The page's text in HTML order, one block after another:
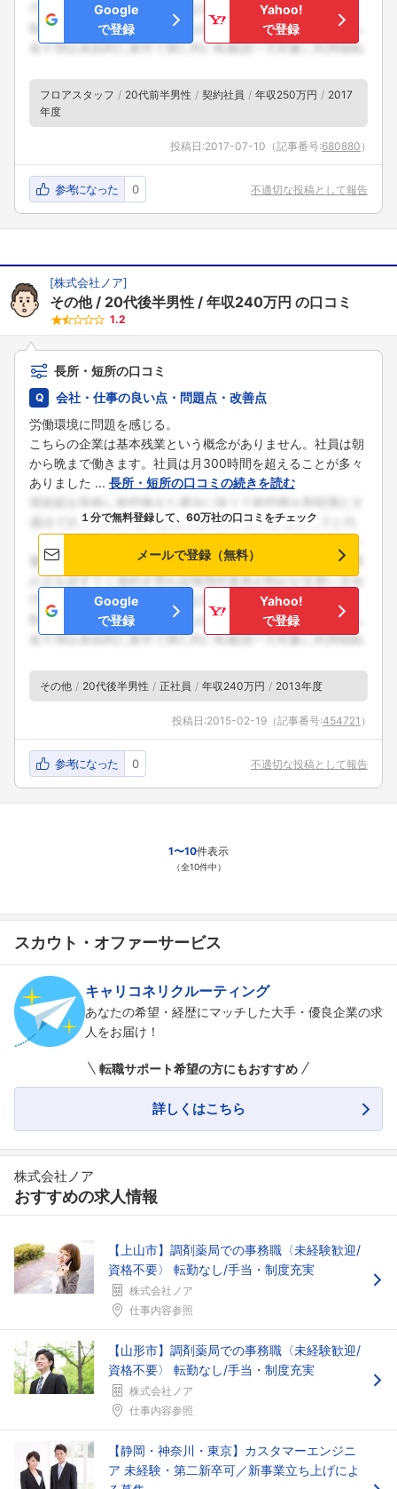
Google
で登録
Yahoo!
で登録
フロアスタッフ 20代前半男性 契約社員 年収250万円
2017
年度
投稿日:2017-07-10 （記事番号:680880 ）
参考になった 0 不適切な投稿として報告
[株式会社ノア]
その他 20代後半男性 年収240万円 の口コミ
1.2
長所・短所の口コミ
会社・仕事の良い点・問題点・改善点
労働環境に問題を感じる。
こちらの企業は基本残業という概念がありません。社員は朝
から晩まで働きます。社員は月300時間を超えることが多々
ありました ... 長所・短所の口コミの続きを読む
１分で無料登録して、60万社の口コミをチェック
メールで登録（無料）
Google
で登録
Yahoo!
で登録
その他 20代後半男性 正社員 年収240万円 2013年度
投稿日:2015-02-19 （記事番号:454721 ）
参考になった 0 不適切な投稿として報告
1〜10件表示
（全10件中）
スカウト・オファーサービス
キャリコネリクルーティング
あなたの希望・経歴にマッチした大手・優良企業の求
人をお届け！
転職サポート希望の方にもおすすめ
詳しくはこちら
株式会社ノア
おすすめの求人情報
【上山市】調剤薬局での事務職〈未経験歓迎/
資格不要〉 転勤なし/手当・制度充実
株式会社ノア
仕事内容参照
【山形市】調剤薬局での事務職〈未経験歓迎/
資格不要〉 転勤なし/手当・制度充実
株式会社ノア
仕事内容参照
【静岡・神奈川・東京】カスタマーエンジニ
ア 未経験・第二新卒可／新事業立ち上げによ